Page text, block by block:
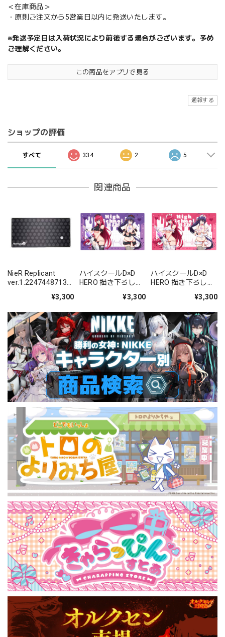
＜在庫商品＞
・原則ご注文から5営業日以内に発送いたします。
※発送予定日は入荷状況により前後する場合がございます。予め
ご理解ください。
この商品をアプリで見る
通報する
ショップの評価
すべて 334 2 5
関連商品
NieR Replicant
ver.1.22474487139
パッド 〈エミール〉
¥3,300
ハイスクールD×D
HERO 描き下ろしラ
ス・グレモリー&姫
¥3,300
ハイスクールD×D
HERO 描き下ろしラ
ス・グレモリー&姫
¥3,300